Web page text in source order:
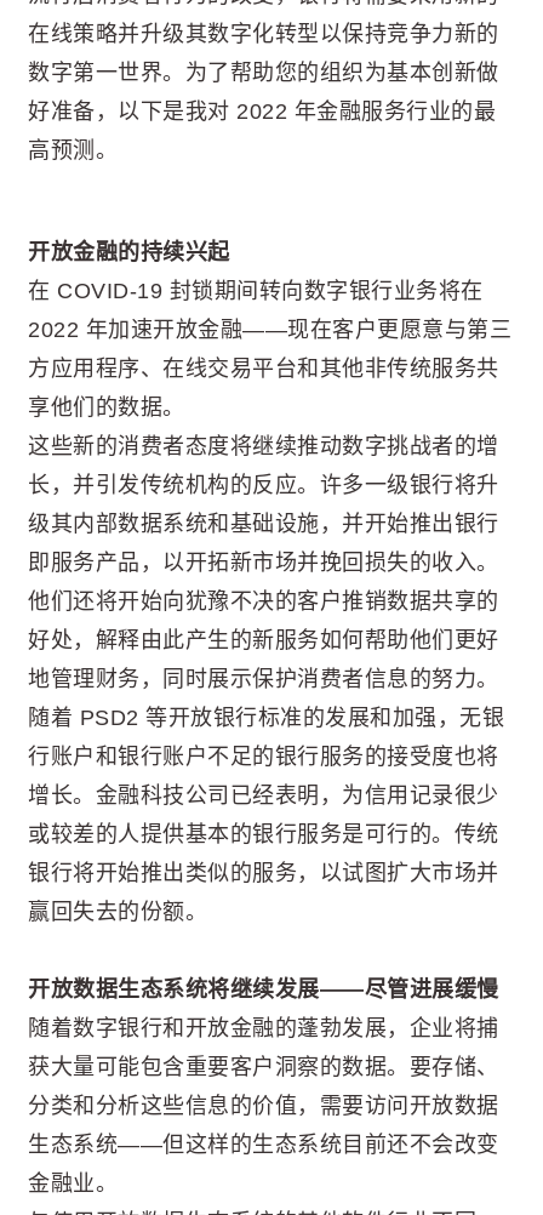
在线策略并升级其数字化转型以保持竞争力新的
数字第一世界。为了帮助您的组织为基本创新做
好准备，以下是我对 2022 年金融服务行业的最
高预测。
开放金融的持续兴起
在 COVID-19 封锁期间转向数字银行业务将在
2022 年加速开放金融——现在客户更愿意与第三
方应用程序、在线交易平台和其他非传统服务共
享他们的数据。
这些新的消费者态度将继续推动数字挑战者的增
长，并引发传统机构的反应。许多一级银行将升
级其内部数据系统和基础设施，并开始推出银行
即服务产品，以开拓新市场并挽回损失的收入。
他们还将开始向犹豫不决的客户推销数据共享的
好处，解释由此产生的新服务如何帮助他们更好
地管理财务，同时展示保护消费者信息的努力。
随着 PSD2 等开放银行标准的发展和加强，无银
行账户和银行账户不足的银行服务的接受度也将
增长。金融科技公司已经表明，为信用记录很少
或较差的人提供基本的银行服务是可行的。传统
银行将开始推出类似的服务，以试图扩大市场并
赢回失去的份额。
开放数据生态系统将继续发展——尽管进展缓慢
随着数字银行和开放金融的蓬勃发展，企业将捕
获大量可能包含重要客户洞察的数据。要存储、
分类和分析这些信息的价值，需要访问开放数据
生态系统——但这样的生态系统目前还不会改变
金融业。